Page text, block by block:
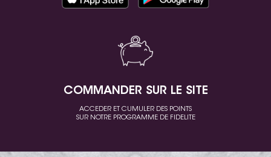
COMMANDER SUR LE SITE
ACCEDER ET CUMULER DES POINTS
SUR NOTRE PROGRAMME DE FIDELITE